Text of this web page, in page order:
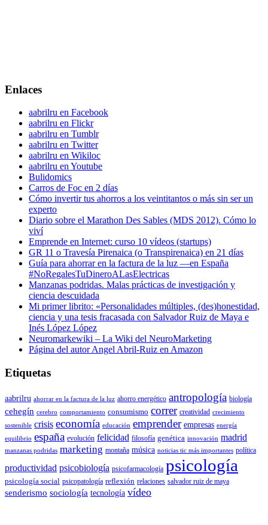
Enlaces
aabrilru en Facebook
aabrilru en Flickr
aabrilru en Tumblr
aabrilru en Twitter
aabrilru en Wikiloc
aabrilru en Youtube
Bulidomics
Carros de Foc en 2 días
Cómo invertir tus ahorros a los veintitantos o más sin ser un
experto
Diario sobre el Marathon Des Sables (MDS 2012). Cómo lo
viví
Emprende en Internet: curso 10 vídeos (startups)
GR 11 o Travesía Pirenaica (o Transpirenaica) en 21 días
Guía para ahorrar en la factura de la luz —en España
#NoRegalesTuDineroALasElectricas
Manzanas podridas. Malas prácticas de investigación y
ciencia descuidada
Mi primer librito: «Personalidades múltiples, (des)honestidad,
ciencia y una tesis fracasada con Salvador Ruiz de Maya e
Inés López López
Neuromarkewiki – La Wiki del NeuroMarketing
Página del autor Angel Abril-Ruiz en Amazon
Etiquetas
aabrilru ahorrar en la factura de la luz ahorro energético antropología biología
cehegín cerebro comportamiento consumismo correr creatividad crecimiento
sostenible crisis economía educación emprender empresas energía
equilibrio españa evolución felicidad filosofía genética innovación madrid
manzanas podridas marketing montaña música noticias tic más importantes política
productividad psicobiología psicofarmacología psicología
psicología social psicopatología reflexión relaciones salvador ruiz de maya
senderismo sociología tecnología vídeo